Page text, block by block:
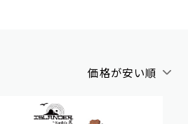
価格が安い順
アルファベット順